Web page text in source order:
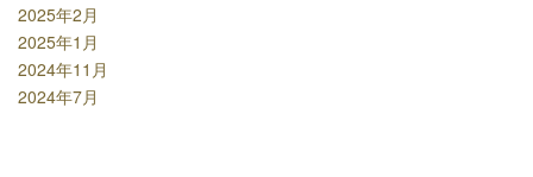
2025年2月
2025年1月
2024年11月
2024年7月